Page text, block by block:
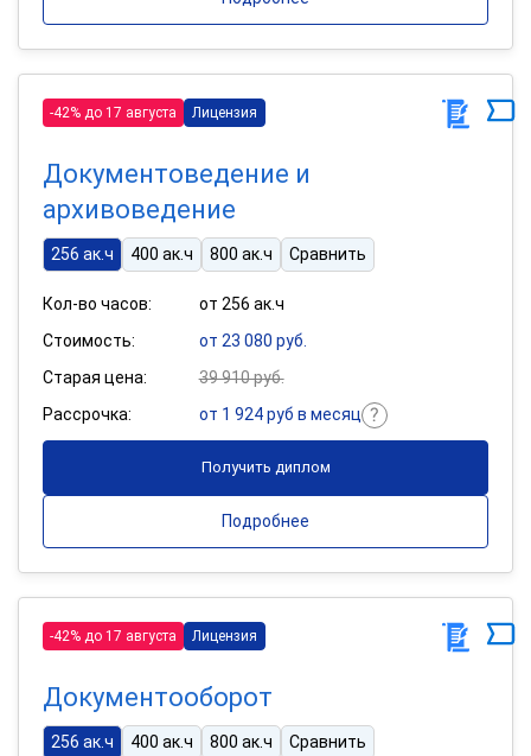
-42% до 17 августа Лицензия
Документоведение и
архивоведение
256 ак.ч 400 ак.ч 800 ак.ч Сравнить
Кол-во часов:
от 256 ак.ч
Стоимость:
от 23 080 руб.
Старая цена:
39 910 руб.
Рассрочка:
от 1 924 руб в месяц
Получить диплом
Подробнее
-42% до 17 августа Лицензия
Документооборот
256 ак.ч 400 ак.ч 800 ак.ч Сравнить